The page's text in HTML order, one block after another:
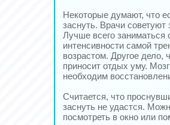
Некоторые думают, что
заснуть. Врачи советуют
Лучше всего заниматься
интенсивности самой
возрастом. Другое дело,
приносит отдых уму.
необходим
Считается, что
заснуть не удастся.
посмотреть в окно или